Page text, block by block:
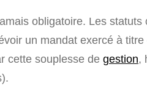
obligatoire. Les statuts
un mandat exercé à titre
cette souplesse de gestion,